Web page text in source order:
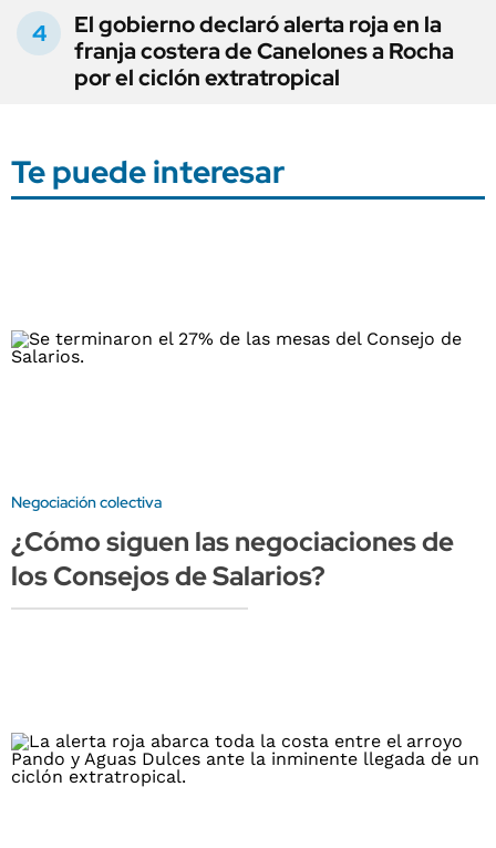
El gobierno declaró alerta roja en la
franja costera de Canelones a Rocha
por el ciclón extratropical
Te puede interesar
Negociación colectiva
¿Cómo siguen las negociaciones de
los Consejos de Salarios?